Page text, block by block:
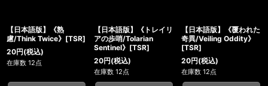
【日本語版】《熟
慮/Think Twice》[TSR]
20円(税込)
在庫数 12点
【日本語版】《トレイリ
アの歩哨/Tolarian
Sentinel》[TSR]
20円(税込)
在庫数 12点
【日本語版】《覆われた
奇異/Veiling Oddity》
[TSR]
20円(税込)
在庫数 12点